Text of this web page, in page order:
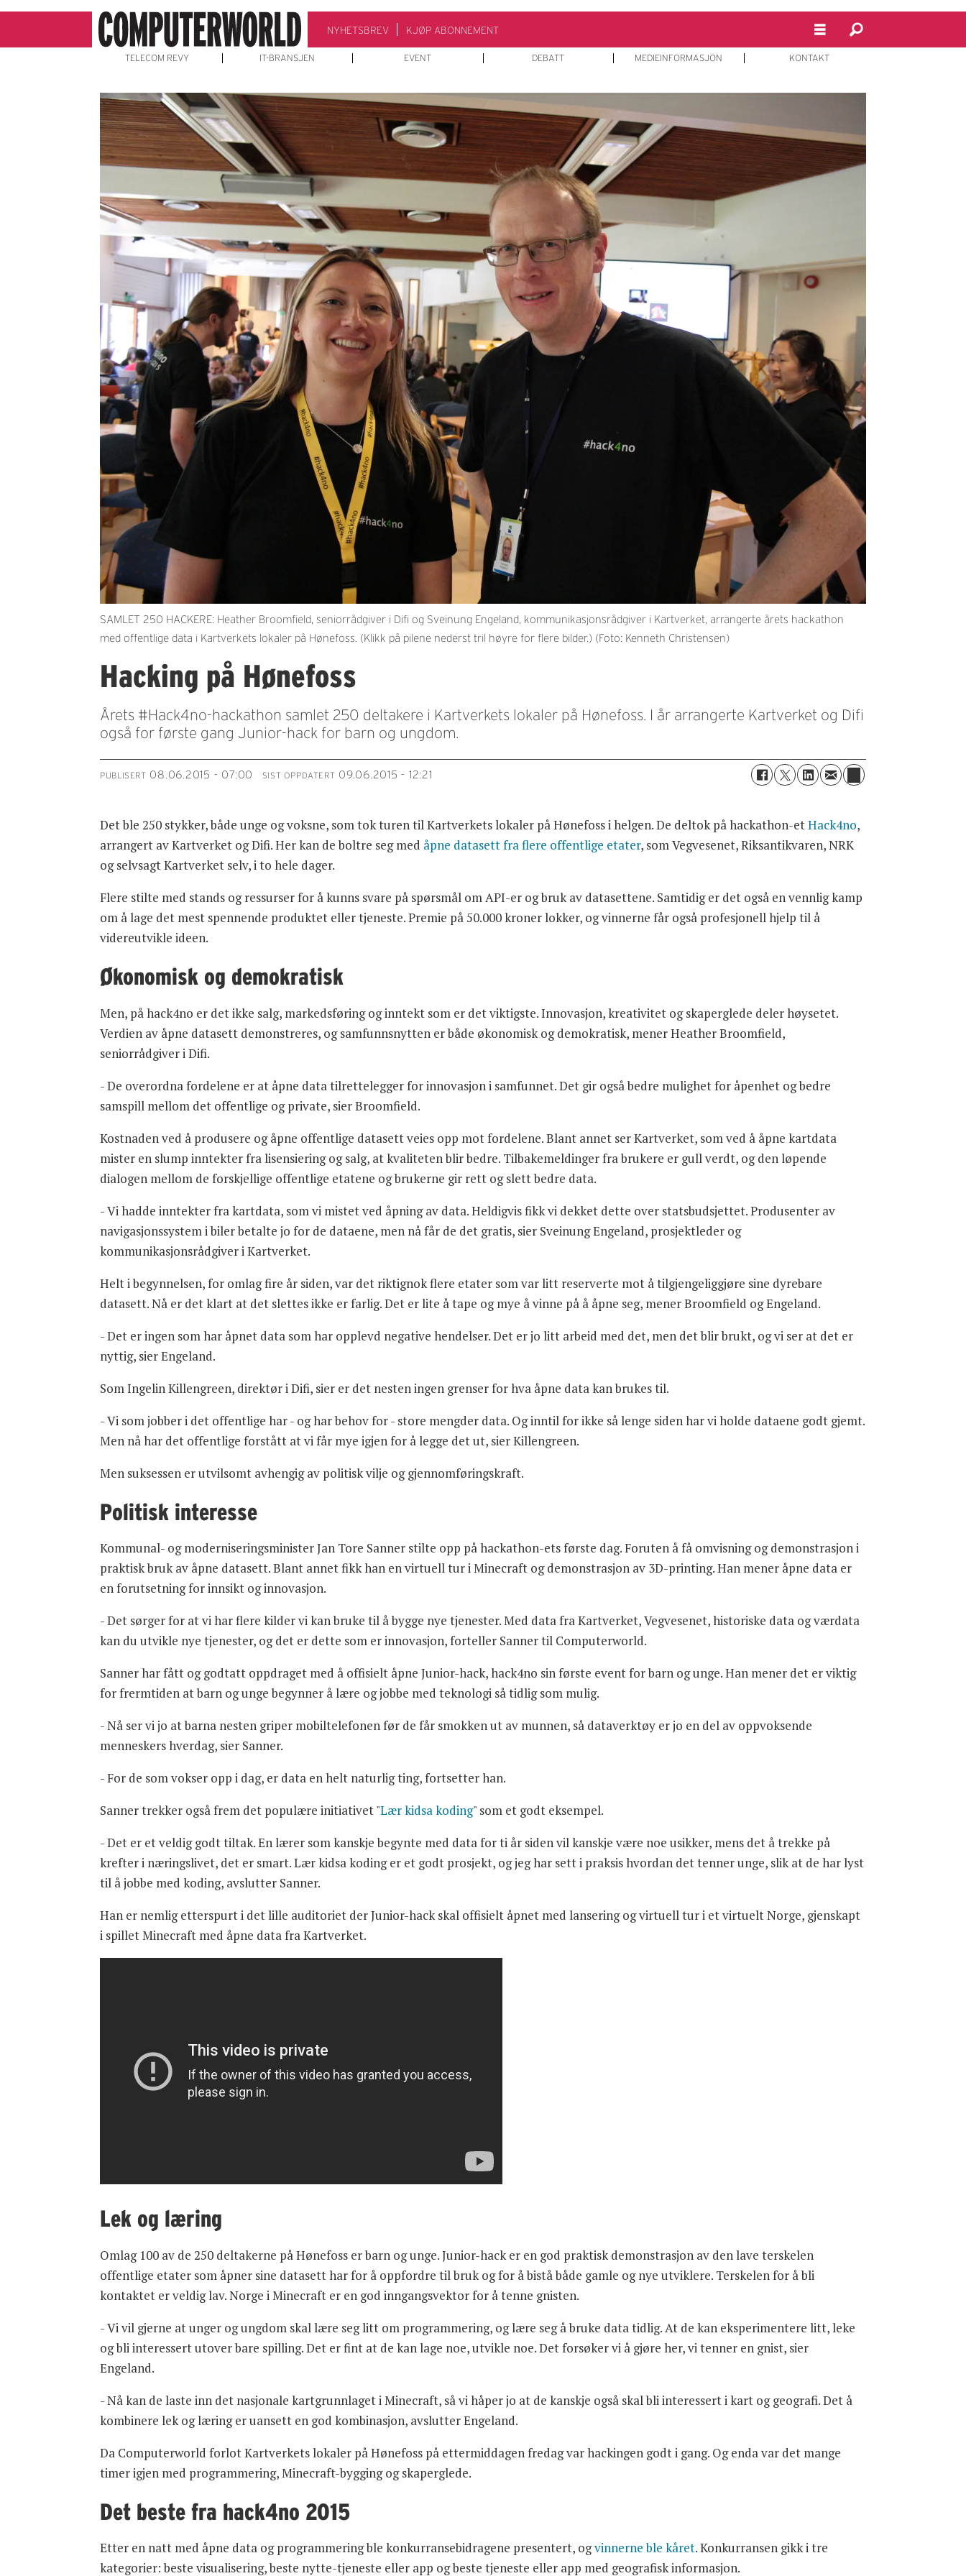
NYHETSBREV KJØP ABONNEMENT
TELECOM REVY IT-BRANSJEN EVENT DEBATT MEDIEINFORMASJON KONTAKT
SAMLET 250 HACKERE: Heather Broomfield, seniorrådgiver i Difi og Sveinung Engeland, kommunikasjonsrådgiver i Kartverket, arrangerte årets hackathon
med offentlige data i Kartverkets lokaler på Hønefoss. (Klikk på pilene nederst tril høyre for flere bilder.) (Foto: Kenneth Christensen)
Hacking på Hønefoss
Årets #Hack4no-hackathon samlet 250 deltakere i Kartverkets lokaler på Hønefoss. I år arrangerte Kartverket og Difi
også for første gang Junior-hack for barn og ungdom.
PUBLISERT 08.06.2015 - 07:00 SIST OPPDATERT 09.06.2015 - 12:21
Det ble 250 stykker, både unge og voksne, som tok turen til Kartverkets lokaler på Hønefoss i helgen. De deltok på hackathon-etHack4no,
arrangert av Kartverket og Difi. Her kan de boltre seg med åpne datasett fra flere offentlige etater, som Vegvesenet, Riksantikvaren, NRK
og selvsagt Kartverket selv, i to hele dager.
Flere stilte med stands og ressurser for å kunns svare på spørsmål om API-er og bruk av datasettene. Samtidig er det også en vennlig kamp
om å lage det mest spennende produktet eller tjeneste. Premie på 50.000 kroner lokker, og vinnerne får også profesjonell hjelp til å
videreutvikle ideen.
Økonomisk og demokratisk
Men, på hack4no er det ikke salg, markedsføring og inntekt som er det viktigste. Innovasjon, kreativitet og skaperglede deler høysetet.
Verdien av åpne datasett demonstreres, og samfunnsnytten er både økonomisk og demokratisk, mener Heather Broomfield,
seniorrådgiver i Difi.
- De overordna fordelene er at åpne data tilrettelegger for innovasjon i samfunnet. Det gir også bedre mulighet for åpenhet og bedre
samspill mellom det offentlige og private, sier Broomfield.
Kostnaden ved å produsere og åpne offentlige datasett veies opp mot fordelene. Blant annet ser Kartverket, som ved å åpne kartdata
mister en slump inntekter fra lisensiering og salg, at kvaliteten blir bedre. Tilbakemeldinger fra brukere er gull verdt, og den løpende
dialogen mellom de forskjellige offentlige etatene og brukerne gir rett og slett bedre data.
- Vi hadde inntekter fra kartdata, som vi mistet ved åpning av data. Heldigvis fikk vi dekket dette over statsbudsjettet. Produsenter av
navigasjonssystem i biler betalte jo for de dataene, men nå får de det gratis, sier Sveinung Engeland, prosjektleder og
kommunikasjonsrådgiver i Kartverket.
Helt i begynnelsen, for omlag fire år siden, var det riktignok flere etater som var litt reserverte mot å tilgjengeliggjøre sine dyrebare
datasett. Nå er det klart at det slettes ikke er farlig. Det er lite å tape og mye å vinne på å åpne seg, mener Broomfield og Engeland.
- Det er ingen som har åpnet data som har opplevd negative hendelser. Det er jo litt arbeid med det, men det blir brukt, og vi ser at det er
nyttig, sier Engeland.
Som Ingelin Killengreen, direktør i Difi, sier er det nesten ingen grenser for hva åpne data kan brukes til.
- Vi som jobber i det offentlige har - og har behov for - store mengder data. Og inntil for ikke så lenge siden har vi holde dataene godt gjemt.
Men nå har det offentlige forstått at vi får mye igjen for å legge det ut, sier Killengreen.
Men suksessen er utvilsomt avhengig av politisk vilje og gjennomføringskraft.
Politisk interesse
Kommunal- og moderniseringsminister Jan Tore Sanner stilte opp på hackathon-ets første dag. Foruten å få omvisning og demonstrasjon i
praktisk bruk av åpne datasett. Blant annet fikk han en virtuell tur i Minecraft og demonstrasjon av 3D-printing. Han mener åpne data er
en forutsetning for innsikt og innovasjon.
- Det sørger for at vi har flere kilder vi kan bruke til å bygge nye tjenester. Med data fra Kartverket, Vegvesenet, historiske data og værdata
kan du utvikle nye tjenester, og det er dette som er innovasjon, forteller Sanner til Computerworld.
Sanner har fått og godtatt oppdraget med å offisielt åpne Junior-hack, hack4no sin første event for barn og unge. Han mener det er viktig
for frermtiden at barn og unge begynner å lære og jobbe med teknologi så tidlig som mulig.
- Nå ser vi jo at barna nesten griper mobiltelefonen før de får smokken ut av munnen, så dataverktøy er jo en del av oppvoksende
menneskers hverdag, sier Sanner.
- For de som vokser opp i dag, er data en helt naturlig ting, fortsetter han.
Sanner trekker også frem det populære initiativet "Lær kidsa koding" som et godt eksempel.
- Det er et veldig godt tiltak. En lærer som kanskje begynte med data for ti år siden vil kanskje være noe usikker, mens det å trekke på
krefter i næringslivet, det er smart. Lær kidsa koding er et godt prosjekt, og jeg har sett i praksis hvordan det tenner unge, slik at de har lyst
til å jobbe med koding, avslutter Sanner.
Han er nemlig etterspurt i det lille auditoriet der Junior-hack skal offisielt åpnet med lansering og virtuell tur i et virtuelt Norge, gjenskapt
i spillet Minecraft med åpne data fra Kartverket.
Lek og læring
Omlag 100 av de 250 deltakerne på Hønefoss er barn og unge. Junior-hack er en god praktisk demonstrasjon av den lave terskelen
offentlige etater som åpner sine datasett har for å oppfordre til bruk og for å bistå både gamle og nye utviklere. Terskelen for å bli
kontaktet er veldig lav. Norge i Minecraft er en god inngangsvektor for å tenne gnisten.
- Vi vil gjerne at unger og ungdom skal lære seg litt om programmering, og lære seg å bruke data tidlig. At de kan eksperimentere litt, leke
og bli interessert utover bare spilling. Det er fint at de kan lage noe, utvikle noe. Det forsøker vi å gjøre her, vi tenner en gnist, sier
Engeland.
- Nå kan de laste inn det nasjonale kartgrunnlaget i Minecraft, så vi håper jo at de kanskje også skal bli interessert i kart og geografi. Det å
kombinere lek og læring er uansett en god kombinasjon, avslutter Engeland.
Da Computerworld forlot Kartverkets lokaler på Hønefoss på ettermiddagen fredag var hackingen godt i gang. Og enda var det mange
timer igjen med programmering, Minecraft-bygging og skaperglede.
Det beste fra hack4no 2015
Etter en natt med åpne data og programmering ble konkurransebidragene presentert, ogvinnerne ble kåret. Konkurransen gikk i tre
kategorier: beste visualisering, beste nytte-tjeneste eller app og beste tjeneste eller app med geografisk informasjon.